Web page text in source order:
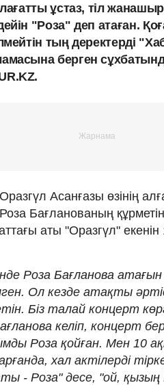
ұстаз, тіл
"Роза" деп атаған.
тың деректерді
берген
Асанғазы өзінің
Бағланованың
аты "Оразгүл"
Роза Бағланова атағын
Ол кезде атақты
Біз талай концерт
келіп, концерт
Роза қойған. Мен 10
хал актілерді
- Роза" десе, "ой, қызың